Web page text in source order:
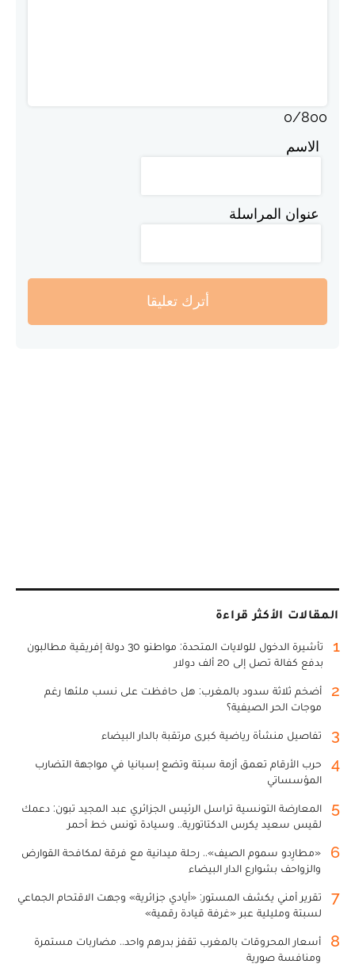
0/800
الاسم
عنوان المراسلة
أترك تعليقا
المقالات الأكثر قراءة
1
تأشيرة الدخول للولايات المتحدة: مواطنو 30 دولة إفريقية مطالبون
بدفع كفالة تصل إلى 20 ألف دولار
2
أضخم ثلاثة سدود بالمغرب: هل حافظت على نسب ملئها رغم
موجات الحر الصيفية؟
3 تفاصيل منشأة رياضية كبرى مرتقبة بالدار البيضاء
4
حرب الأرقام تعمق أزمة سبتة وتضع إسبانيا في مواجهة التضارب
المؤسساتي
5
المعارضة التونسية تراسل الرئيس الجزائري عبد المجيد تبون: دعمك
لقيس سعيد يكرس الدكتاتورية.. وسيادة تونس خط أحمر
6
«مطارِدو سموم الصيف».. رحلة ميدانية مع فرقة لمكافحة القوارض
والزواحف بشوارع الدار البيضاء
7
تقرير أمني يكشف المستور: «أيادي جزائرية» وجهت الاقتحام الجماعي
لسبتة ومليلية عبر «غرفة قيادة رقمية»
8
أسعار المحروقات بالمغرب تقفز بدرهم واحد.. مضاربات مستمرة
ومنافسة صورية